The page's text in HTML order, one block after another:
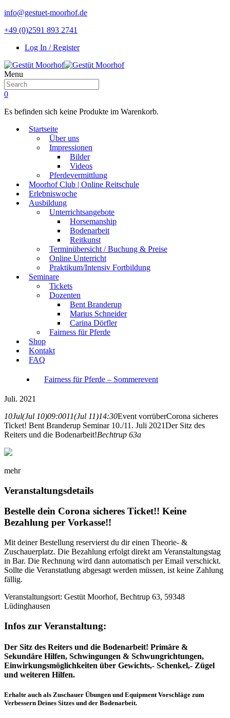
info@gestuet-moorhof.de
+49 (0)2591 893 2741
Log In / Register
Menu
0
Es befinden sich keine Produkte im Warenkorb.
Startseite
Über uns
Impressionen
Bilder
Videos
Pferdevermittlung
Moorhof Club | Online Reitschule
Erlebniswoche
Ausbildung
Unterrichtsangebote
Horsemanship
Bodenarbeit
Reitkunst
Terminübersicht / Buchung & Preise
Online Unterricht
Praktikum/Intensiv Fortbildung
Seminare
Tickets
Dozenten
Bent Branderup
Marius Schneider
Carina Dörfler
Fairness für Pferde
Shop
Kontakt
FAQ
Fairness für Pferde – Sommerevent
Juli. 2021
10Jul(Jul 10)09:0011(Jul 11)14:30Event vorrüberCorona sicheres
Ticket! Bent Branderup Seminar 10./11. Juli 2021Der Sitz des
Reiters und die Bodenarbeit!Bechtrup 63a
mehr
Veranstaltungsdetails
Bestelle dein Corona sicheres Ticket!! Keine
Bezahlung per Vorkasse!!
Mit deiner Bestellung reservierst du dir einen Theorie- &
Zuschauerplatz. Die Bezahlung erfolgt direkt am Veranstaltungstag
in Bar. Die Rechnung wird dann automatisch per Email verschickt.
Sollte die Veranstatlung abgesagt werden müssen, ist keine Zahlung
fällig.
Veranstaltungsort: Gestüt Moorhof, Bechtrup 63, 59348
Lüdinghausen
Infos zur Veranstaltung:
Der Sitz des Reiters und die Bodenarbeit! Primäre &
Sekundäre Hilfen, Schwingungen & Schwungrichtungen,
Einwirkungsmöglichkeiten über Gewichts,- Schenkel,- Zügel
und weiteren Hilfen.
Erhalte auch als Zuschauer Übungen und Equipment Vorschläge zum
Verbessern Deines Sitzes und der Bodenarbeit.